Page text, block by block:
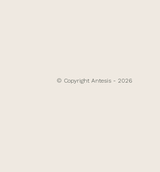
© Copyright Antesis - 2026